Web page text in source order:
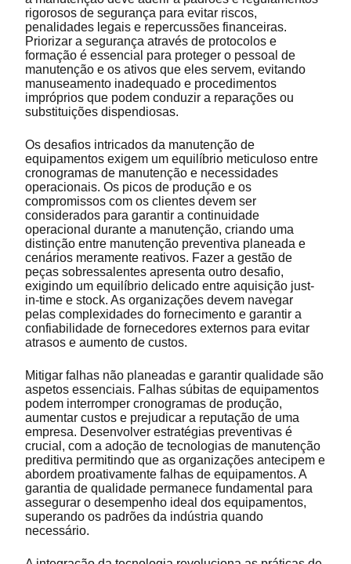
rigorosos de segurança para evitar riscos,
penalidades legais e repercussões financeiras.
Priorizar a segurança através de protocolos e
formação é essencial para proteger o pessoal de
manutenção e os ativos que eles servem, evitando
manuseamento inadequado e procedimentos
impróprios que podem conduzir a reparações ou
substituições dispendiosas.
Os desafios intricados da manutenção de
equipamentos exigem um equilíbrio meticuloso entre
cronogramas de manutenção e necessidades
operacionais. Os picos de produção e os
compromissos com os clientes devem ser
considerados para garantir a continuidade
operacional durante a manutenção, criando uma
distinção entre manutenção preventiva planeada e
cenários meramente reativos. Fazer a gestão de
peças sobressalentes apresenta outro desafio,
exigindo um equilíbrio delicado entre aquisição just-
in-time e stock. As organizações devem navegar
pelas complexidades do fornecimento e garantir a
confiabilidade de fornecedores externos para evitar
atrasos e aumento de custos.
Mitigar falhas não planeadas e garantir qualidade são
aspetos essenciais. Falhas súbitas de equipamentos
podem interromper cronogramas de produção,
aumentar custos e prejudicar a reputação de uma
empresa. Desenvolver estratégias preventivas é
crucial, com a adoção de tecnologias de manutenção
preditiva permitindo que as organizações antecipem e
abordem proativamente falhas de equipamentos. A
garantia de qualidade permanece fundamental para
assegurar o desempenho ideal dos equipamentos,
superando os padrões da indústria quando
necessário.